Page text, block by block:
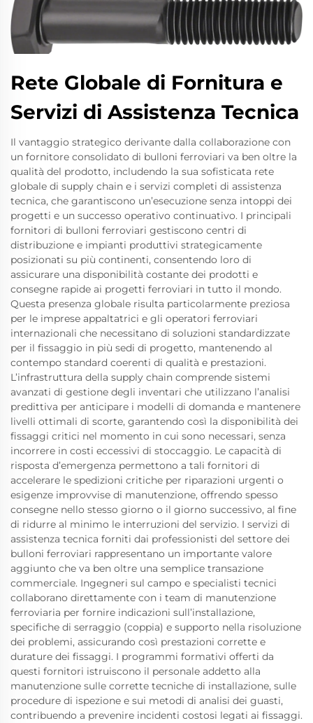
Rete Globale di Fornitura e
Servizi di Assistenza Tecnica
Il vantaggio strategico derivante dalla collaborazione con
un fornitore consolidato di bulloni ferroviari va ben oltre la
qualità del prodotto, includendo la sua sofisticata rete
globale di supply chain e i servizi completi di assistenza
tecnica, che garantiscono un’esecuzione senza intoppi dei
progetti e un successo operativo continuativo. I principali
fornitori di bulloni ferroviari gestiscono centri di
distribuzione e impianti produttivi strategicamente
posizionati su più continenti, consentendo loro di
assicurare una disponibilità costante dei prodotti e
consegne rapide ai progetti ferroviari in tutto il mondo.
Questa presenza globale risulta particolarmente preziosa
per le imprese appaltatrici e gli operatori ferroviari
internazionali che necessitano di soluzioni standardizzate
per il fissaggio in più sedi di progetto, mantenendo al
contempo standard coerenti di qualità e prestazioni.
L’infrastruttura della supply chain comprende sistemi
avanzati di gestione degli inventari che utilizzano l’analisi
predittiva per anticipare i modelli di domanda e mantenere
livelli ottimali di scorte, garantendo così la disponibilità dei
fissaggi critici nel momento in cui sono necessari, senza
incorrere in costi eccessivi di stoccaggio. Le capacità di
risposta d’emergenza permettono a tali fornitori di
accelerare le spedizioni critiche per riparazioni urgenti o
esigenze improvvise di manutenzione, offrendo spesso
consegne nello stesso giorno o il giorno successivo, al fine
di ridurre al minimo le interruzioni del servizio. I servizi di
assistenza tecnica forniti dai professionisti del settore dei
bulloni ferroviari rappresentano un importante valore
aggiunto che va ben oltre una semplice transazione
commerciale. Ingegneri sul campo e specialisti tecnici
collaborano direttamente con i team di manutenzione
ferroviaria per fornire indicazioni sull’installazione,
specifiche di serraggio (coppia) e supporto nella risoluzione
dei problemi, assicurando così prestazioni corrette e
durature dei fissaggi. I programmi formativi offerti da
questi fornitori istruiscono il personale addetto alla
manutenzione sulle corrette tecniche di installazione, sulle
procedure di ispezione e sui metodi di analisi dei guasti,
contribuendo a prevenire incidenti costosi legati ai fissaggi.